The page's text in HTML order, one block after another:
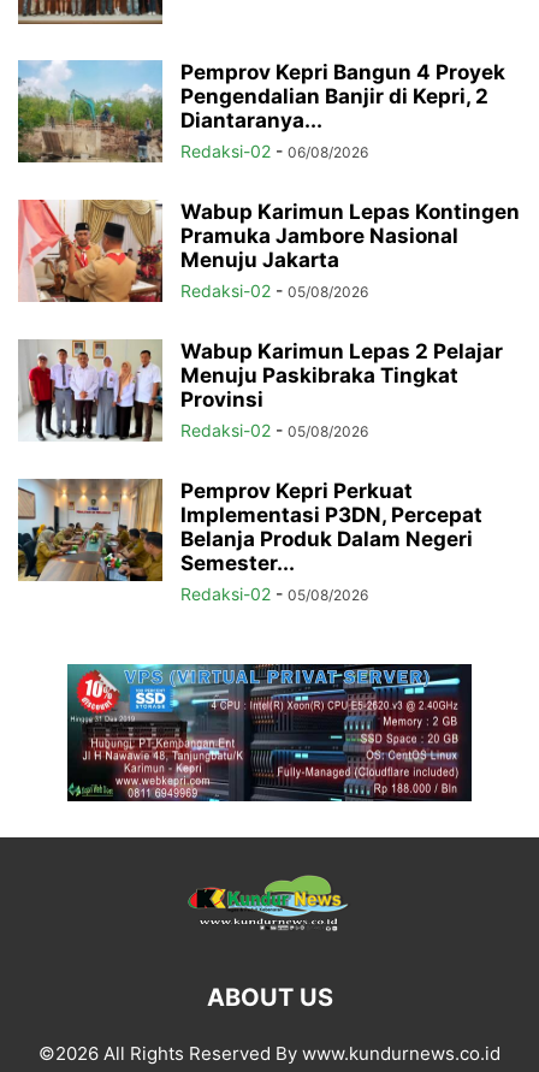
Pemprov Kepri Bangun 4 Proyek
Pengendalian Banjir di Kepri, 2
Diantaranya...
Redaksi-02 - 06/08/2026
Wabup Karimun Lepas Kontingen
Pramuka Jambore Nasional
Menuju Jakarta
Redaksi-02 - 05/08/2026
Wabup Karimun Lepas 2 Pelajar
Menuju Paskibraka Tingkat
Provinsi
Redaksi-02 - 05/08/2026
Pemprov Kepri Perkuat
Implementasi P3DN, Percepat
Belanja Produk Dalam Negeri
Semester...
Redaksi-02 - 05/08/2026
ABOUT US
©2026 All Rights Reserved By www.kundurnews.co.id